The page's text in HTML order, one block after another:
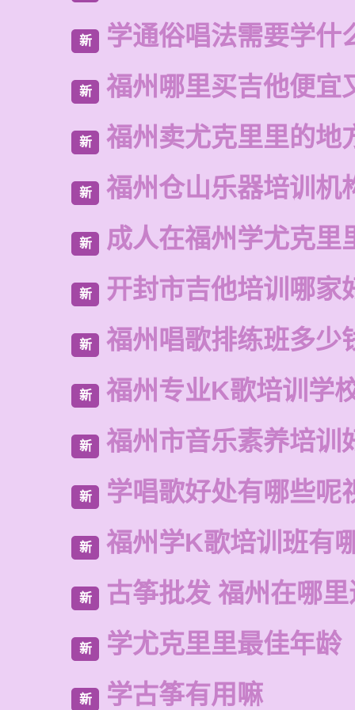
新 学通俗唱法需要学什
新 福州哪里买吉他便宜
新 福州卖尤克里里的地
新 福州仓山乐器培训机
新 成人在福州学尤克里
新 开封市吉他培训哪家
新 福州唱歌排练班多少
新 福州专业K歌培训学
新 福州市音乐素养培训
新 学唱歌好处有哪些呢
新 福州学K歌培训班有
新 古筝批发 福州在哪
新 学尤克里里最佳年龄
新 学古筝有用嘛